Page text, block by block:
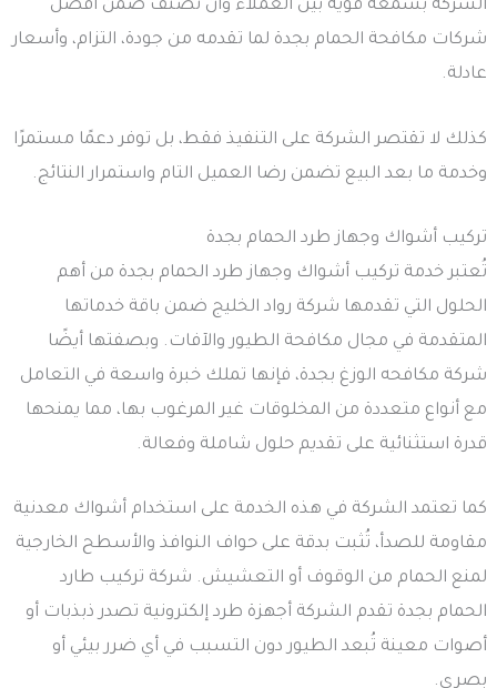
الشركة بسمعة قوية بين العملاء وأن تُصنف ضمن أفضل
شركات مكافحة الحمام بجدة لما تقدمه من جودة، التزام، وأسعار
عادلة.
كذلك لا تقتصر الشركة على التنفيذ فقط، بل توفر دعمًا مستمرًا
وخدمة ما بعد البيع تضمن رضا العميل التام واستمرار النتائج.
تركيب أشواك وجهاز طرد الحمام بجدة
تُعتبر خدمة تركيب أشواك وجهاز طرد الحمام بجدة من أهم
الحلول التي تقدمها شركة رواد الخليج ضمن باقة خدماتها
المتقدمة في مجال مكافحة الطيور والآفات. وبصفتها أيضًا
شركة مكافحه الوزغ بجدة، فإنها تملك خبرة واسعة في التعامل
مع أنواع متعددة من المخلوقات غير المرغوب بها، مما يمنحها
قدرة استثنائية على تقديم حلول شاملة وفعالة.
كما تعتمد الشركة في هذه الخدمة على استخدام أشواك معدنية
مقاومة للصدأ، تُثبت بدقة على حواف النوافذ والأسطح الخارجية
لمنع الحمام من الوقوف أو التعشيش. شركة تركيب طارد
الحمام بجدة تقدم الشركة أجهزة طرد إلكترونية تصدر ذبذبات أو
أصوات معينة تُبعد الطيور دون التسبب في أي ضرر بيئي أو
بصري.